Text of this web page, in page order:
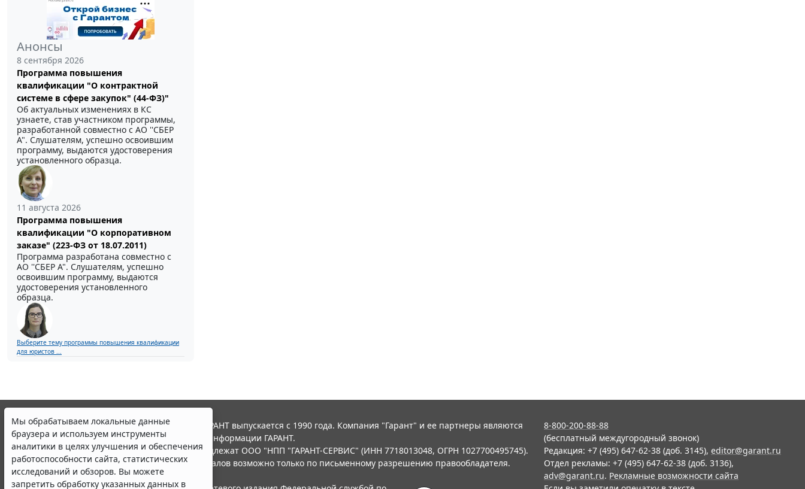
Анонсы
8 сентября 2026
Программа повышения
квалификации "О контрактной
системе в сфере закупок" (44-ФЗ)"
Об актуальных изменениях в КС
узнаете, став участником программы,
разработанной совместно с АО ''СБЕР
А". Слушателям, успешно освоившим
программу, выдаются удостоверения
установленного образца.
11 августа 2026
Программа повышения
квалификации "О корпоративном
заказе" (223-ФЗ от 18.07.2011)
Программа разработана совместно с
АО ''СБЕР А". Слушателям, успешно
освоившим программу, выдаются
удостоверения установленного
образца.
Выберите тему программы повышения квалификации
для юристов ...
Мы обрабатываем локальные данные
браузера и используем инструменты
аналитики в целях улучшения и обеспечения
работоспособности сайта, статистических
исследований и обзоров. Вы можете
запретить обработку указанных данных в
© ООО "НПП "ГАРАНТ-СЕРВИС", 2026. Система ГАРАНТ выпускается с 1990 года. Компания "Гарант" и ее партнеры являются
участниками Российской ассоциации правовой информации ГАРАНТ.
Все права на материалы сайта ГАРАНТ.РУ принадлежат ООО "НПП "ГАРАНТ-СЕРВИС" (ИНН 7718013048, ОГРН 1027700495745).
Полное или частичное воспроизведение материалов возможно только по письменному разрешению правообладателя.
Правила использования портала.
8-800-200-88-88
(бесплатный междугородный звонок)
Редакция: +7 (495) 647-62-38 (доб. 3145), editor@garant.ru
Отдел рекламы: +7 (495) 647-62-38 (доб. 3136),
adv@garant.ru. Рекламные возможности сайта